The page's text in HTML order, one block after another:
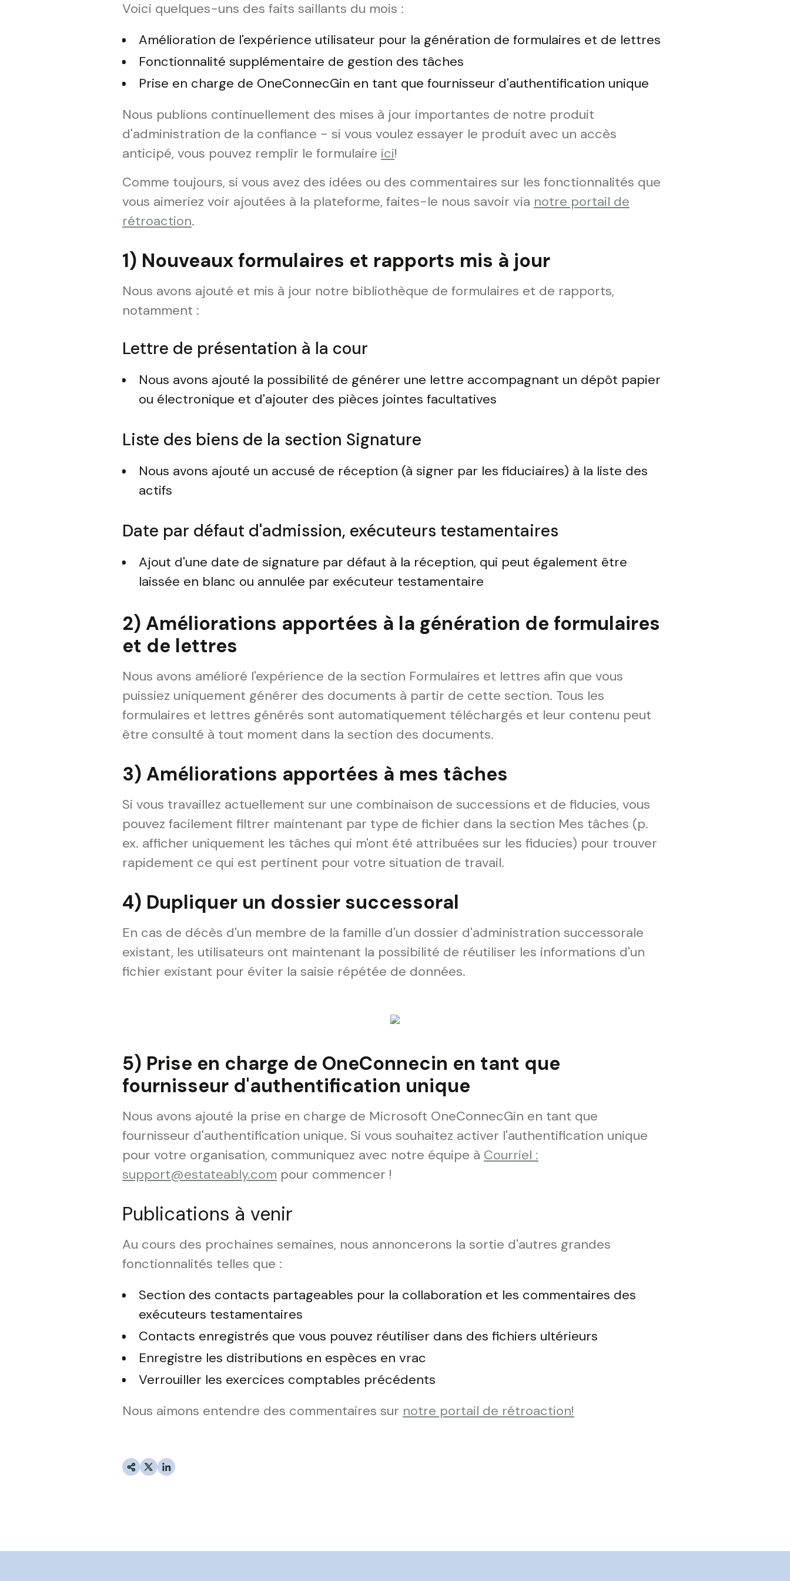
Voici quelques-uns des faits saillants du mois :
Amélioration de l'expérience utilisateur pour la génération de formulaires et de lettres
Fonctionnalité supplémentaire de gestion des tâches
Prise en charge de OneConnecGin en tant que fournisseur d'authentification unique
Nous publions continuellement des mises à jour importantes de notre produit
d'administration de la confiance - si vous voulez essayer le produit avec un accès
anticipé, vous pouvez remplir le formulaire ici!
Comme toujours, si vous avez des idées ou des commentaires sur les fonctionnalités que
vous aimeriez voir ajoutées à la plateforme, faites-le nous savoir via notre portail de
rétroaction.
1) Nouveaux formulaires et rapports mis à jour
Nous avons ajouté et mis à jour notre bibliothèque de formulaires et de rapports,
notamment :
Lettre de présentation à la cour
Nous avons ajouté la possibilité de générer une lettre accompagnant un dépôt papier
ou électronique et d'ajouter des pièces jointes facultatives
Liste des biens de la section Signature
Nous avons ajouté un accusé de réception (à signer par les fiduciaires) à la liste des
actifs
Date par défaut d'admission, exécuteurs testamentaires
Ajout d'une date de signature par défaut à la réception, qui peut également être
laissée en blanc ou annulée par exécuteur testamentaire
2) Améliorations apportées à la génération de formulaires
et de lettres
Nous avons amélioré l'expérience de la section Formulaires et lettres afin que vous
puissiez uniquement générer des documents à partir de cette section. Tous les
formulaires et lettres générés sont automatiquement téléchargés et leur contenu peut
être consulté à tout moment dans la section des documents.
3) Améliorations apportées à mes tâches
Si vous travaillez actuellement sur une combinaison de successions et de fiducies, vous
pouvez facilement filtrer maintenant par type de fichier dans la section Mes tâches (p.
ex. afficher uniquement les tâches qui m'ont été attribuées sur les fiducies) pour trouver
rapidement ce qui est pertinent pour votre situation de travail.
4) Dupliquer un dossier successoral
En cas de décès d'un membre de la famille d'un dossier d'administration successorale
existant, les utilisateurs ont maintenant la possibilité de réutiliser les informations d'un
fichier existant pour éviter la saisie répétée de données.
5) Prise en charge de OneConnecin en tant que
fournisseur d'authentification unique
Nous avons ajouté la prise en charge de Microsoft OneConnecGin en tant que
fournisseur d'authentification unique. Si vous souhaitez activer l'authentification unique
pour votre organisation, communiquez avec notre équipe à Courriel :
support@estateably.com pour commencer !
Publications à venir
Au cours des prochaines semaines, nous annoncerons la sortie d'autres grandes
fonctionnalités telles que :
Section des contacts partageables pour la collaboration et les commentaires des
exécuteurs testamentaires
Contacts enregistrés que vous pouvez réutiliser dans des fichiers ultérieurs
Enregistre les distributions en espèces en vrac
Verrouiller les exercices comptables précédents
Nous aimons entendre des commentaires sur notre portail de rétroaction!